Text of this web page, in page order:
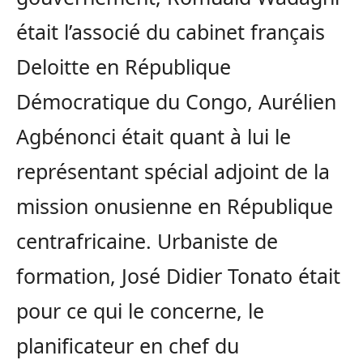
était l’associé du cabinet français
Deloitte en République
Démocratique du Congo, Aurélien
Agbénonci était quant à lui le
représentant spécial adjoint de la
mission onusienne en République
centrafricaine. Urbaniste de
formation, José Didier Tonato était
pour ce qui le concerne, le
planificateur en chef du